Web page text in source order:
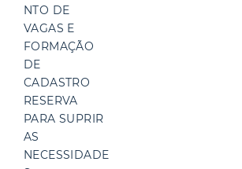
NTO DE
VAGAS E
FORMAÇÃO
DE
CADASTRO
RESERVA
PARA SUPRIR
AS
NECESSIDADE